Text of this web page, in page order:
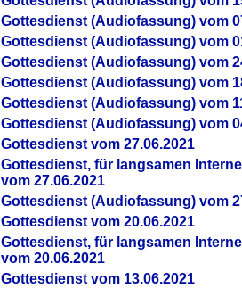
Gottesdienst (Audiofassung) vom
Gottesdienst (Audiofassung) vom
Gottesdienst (Audiofassung) vom
Gottesdienst (Audiofassung) vom
Gottesdienst (Audiofassung) vom
Gottesdienst (Audiofassung) vom
Gottesdienst vom 27.06.2021
Gottesdienst, für langsamen
vom 27.06.2021
Gottesdienst (Audiofassung) vom
Gottesdienst vom 20.06.2021
Gottesdienst, für langsamen
vom 20.06.2021
Gottesdienst vom 13.06.2021